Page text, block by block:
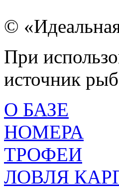
©
При
источник
О БАЗЕ
НОМЕРА
ТРОФЕИ
ЛОВЛЯ